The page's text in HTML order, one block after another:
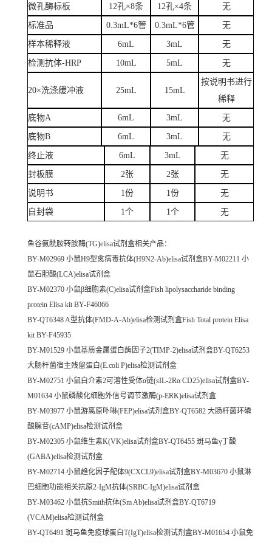
微孔酶标板 12孔×8条 12孔×4条 无
标准品 0.3mL*6管 0.3mL*6管 无
样本稀释液 6mL 3mL 无
检测抗体-HRP 10mL 5mL 无
20×洗涤缓冲液 25mL 15mL
按说明书进行
稀释
底物A 6mL 3mL 无
底物B 6mL 3mL 无
终止液 6mL 3mL 无
封板膜 2张 2张 无
说明书 1份 1份 无
自封袋 1个 1个 无
鱼谷氨酰胺转胺酶(TG)elisa试剂盒相关产品：
BY-M02969 小鼠H9型禽病毒抗体(H9N2-Ab)elisa试剂盒BY-M02211 小
鼠石胆酸(LCA)elisa试剂盒
BY-M02370 小鼠β细胞素(C)elisa试剂盒Fish lipolysaccharide binding
protein Elisa kit BY-F46066
BY-QT6348 A型抗体(FMD-A-Ab)elisa检测试剂盒Fish Total protein Elisa
kit BY-F45935
BY-M01529 小鼠基质金属蛋白酶因子2(TIMP-2)elisa试剂盒BY-QT6253
大肠杆菌宿主残留蛋白(E.coli P)elisa检测试剂盒
BY-M02751 小鼠白介素2可溶性受体α链(sIL-2Rα CD25)elisa试剂盒BY-
M01634 小鼠磷酸化细胞外信号调节激酶(p-ERK)elisa试剂盒
BY-M03977 小鼠游离原卟啉(FEP)elisa试剂盒BY-QT6582 大肠杆菌环磷
酸腺苷(cAMP)elisa检测试剂盒
BY-M02305 小鼠维生素K(VK)elisa试剂盒BY-QT6455 斑马鱼γ丁酸
(GABA)elisa检测试剂盒
BY-M02714 小鼠趋化因子配体9(CXCL9)elisa试剂盒BY-M03670 小鼠淋
巴细胞功能相关抗原2-IgM抗体(SRBC-IgM)elisa试剂盒
BY-M03462 小鼠抗Smith抗体(Sm Ab)elisa试剂盒BY-QT6719
(VCAM)elisa检测试剂盒
BY-QT6491 斑马鱼免疫球蛋白T(IgT)elisa检测试剂盒BY-M01654 小鼠免